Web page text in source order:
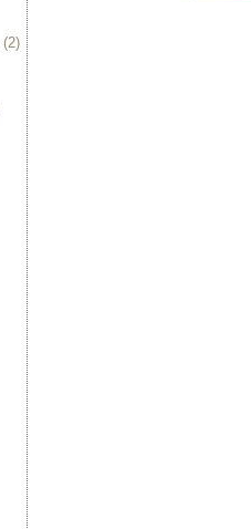
(2)